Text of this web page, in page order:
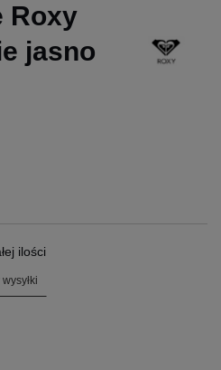
Roxy
jasno
ilości